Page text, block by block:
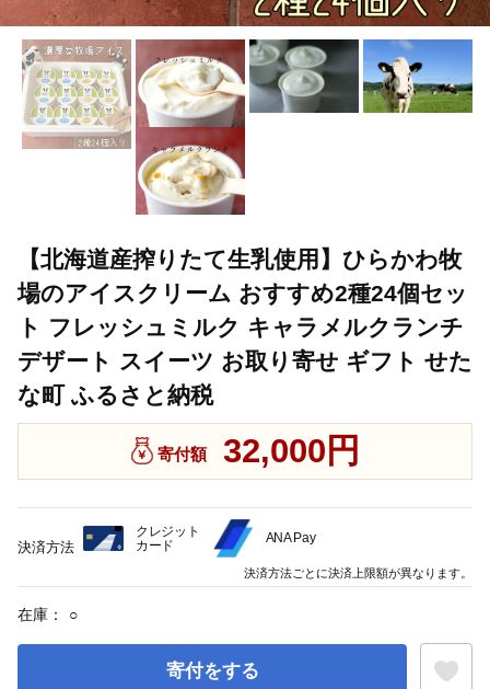
【北海道産搾りたて生乳使用】ひらかわ牧
場のアイスクリーム おすすめ2種24個セッ
ト フレッシュミルク キャラメルクランチ
デザート スイーツ お取り寄せ ギフト せた
な町 ふるさと納税
寄付額 32,000円
在庫： ○
寄付をする
決済方法
クレジット
カード
ANA Pay
決済方法ごとに決済上限額が異なります。